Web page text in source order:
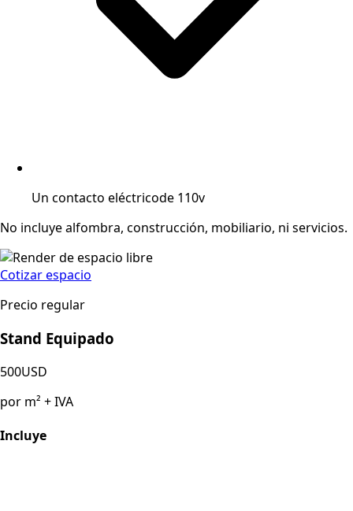
Un contacto eléctricode 110v
No incluye alfombra, construcción, mobiliario, ni servicios.
Cotizar espacio
Precio regular
Stand Equipado
500USD
por m² + IVA
Incluye